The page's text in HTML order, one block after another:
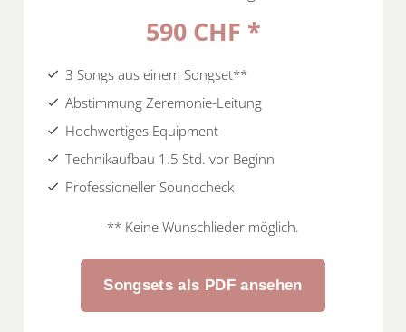
590 CHF *
check 3 Songs aus einem Songset**
check Abstimmung Zeremonie-Leitung
check Hochwertiges Equipment
check Technikaufbau 1.5 Std. vor Beginn
check Professioneller Soundcheck
** Keine Wunschlieder möglich.
Songsets als PDF ansehen